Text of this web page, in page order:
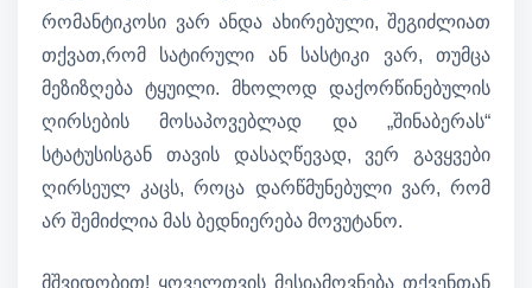
რომანტიკოსი ვარ ანდა ახირებული, შეგიძლიათ
თქვათ,რომ სატირული ან სასტიკი ვარ, თუმცა
მეზიზღება ტყუილი. მხოლოდ დაქორწინებულის
ღირსების მოსაპოვებლად და „შინაბერას“
სტატუსისგან თავის დასაღწევად, ვერ გავყვები
ღირსეულ კაცს, როცა დარწმუნებული ვარ, რომ
არ შემიძლია მას ბედნიერება მოვუტანო.
მშვიდობით! ყოველთვის მესიამოვნება თქვენთან